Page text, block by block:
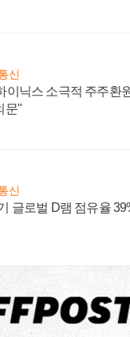
신
이닉스 소극적 주주환
문"
신
글로벌 D램 점유율